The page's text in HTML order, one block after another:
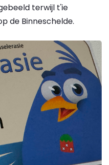
terwijl t'ie
de Binneschelde.